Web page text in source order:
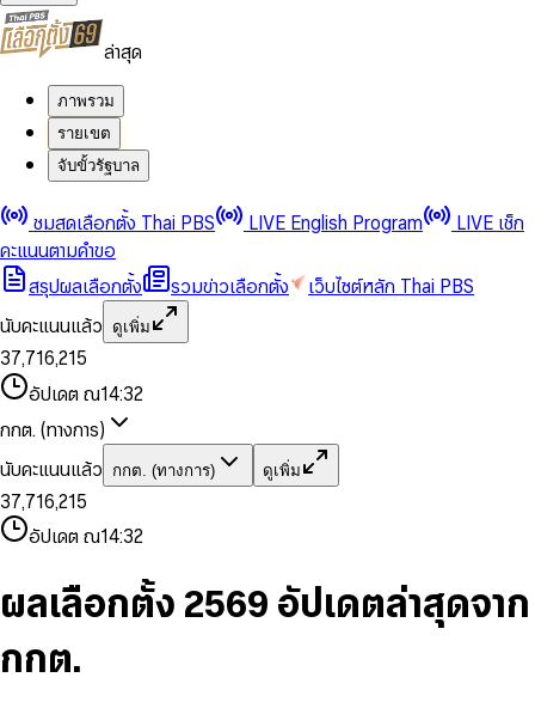
ล่าสุด
ภาพรวม
รายเขต
จับขั้วรัฐบาล
ชมสดเลือกตั้ง Thai PBS LIVE English Program
LIVE เช็ก
คะแนนตามคำขอ
สรุปผลเลือกตั้ง
รวมข่าวเลือกตั้ง
เว็บไซต์หลัก Thai PBS
นับคะแนนแล้ว
ดูเพิ่ม
0
1
2
3
4
5
6
8
9
0
1
2
3
4
5
6
7
8
9
,
0
1
2
4
6
7
8
9
0
1
2
3
4
5
6
7
8
9
0
1
3
5
6
7
8
9
,
1
2
4
5
7
8
9
0
1
3
4
6
7
8
9
0
2
3
4
5
7
8
อัปเดต ณ14:32
กกต. (ทางการ)
นับคะแนนแล้ว
กกต. (ทางการ) ดูเพิ่ม
0
1
2
3
4
5
7
8
0
1
2
4
5
6
7
8
9
,
0
1
2
4
6
7
8
9
0
1
2
3
5
6
8
9
0
1
3
5
6
7
8
,
1
2
4
6
7
9
0
1
3
5
6
8
9
0
2
3
4
5
7
9
อัปเดต ณ14:32
ผลเลือกตั้ง 2569 อัปเดตล่าสุดจาก
กกต.